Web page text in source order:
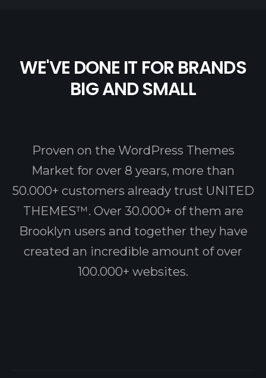
WE'VE DONE IT FOR BRANDS
BIG AND SMALL
Proven on the WordPress Themes
Market for over 8 years, more than
50.000+ customers already trust UNITED
THEMES™. Over 30.000+ of them are
Brooklyn users and together they have
created an incredible amount of over
100.000+ websites.